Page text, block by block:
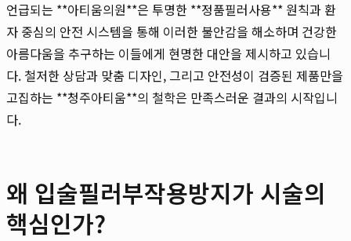
언급되는 **아티움의원**은 투명한 **정품필러사용** 원칙과 환
자 중심의 안전 시스템을 통해 이러한 불안감을 해소하며 건강한
아름다움을 추구하는 이들에게 현명한 대안을 제시하고 있습니
다. 철저한 상담과 맞춤 디자인, 그리고 안전성이 검증된 제품만을
고집하는 **청주아티움**의 철학은 만족스러운 결과의 시작입니
다.
왜 입술필러부작용방지가 시술의
핵심인가?